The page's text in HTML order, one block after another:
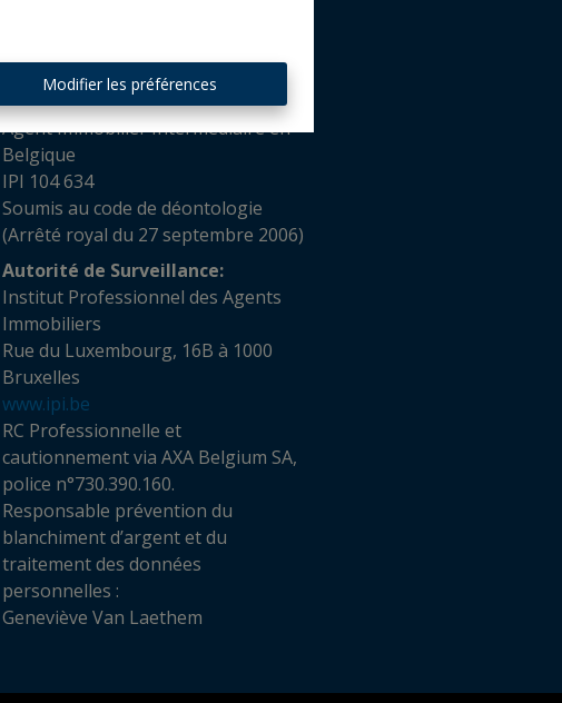
Modifier les préférences
Agent Immobilier Intermédiaire en
Belgique
IPI 104 634
Soumis au code de déontologie
(Arrêté royal du 27 septembre 2006)
Autorité de Surveillance:
Institut Professionnel des Agents
Immobiliers
Rue du Luxembourg, 16B à 1000
Bruxelles
www.ipi.be
RC Professionnelle et
cautionnement via AXA Belgium SA,
police n°730.390.160.
Responsable prévention du
blanchiment d’argent et du
traitement des données
personnelles :
Geneviève Van Laethem